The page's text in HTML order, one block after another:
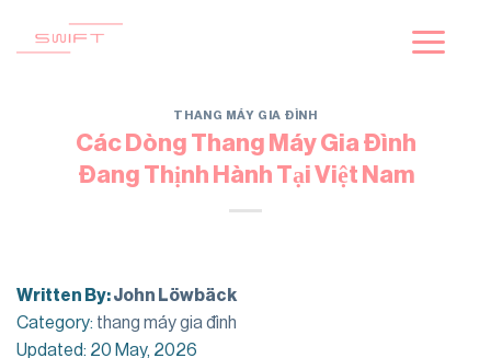
THANG MÁY GIA ĐÌNH
Các Dòng Thang Máy Gia Đình
Đang Thịnh Hành Tại Việt Nam
Written By:John Löwbäck
Category: thang máy gia đình
Updated: 20 May, 2026